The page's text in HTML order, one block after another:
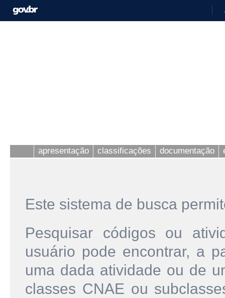
apresentação classificações documentação
Este sistema de busca
Pesquisar códigos ou
usuário pode encontrar, a
uma dada atividade ou de
classes CNAE ou